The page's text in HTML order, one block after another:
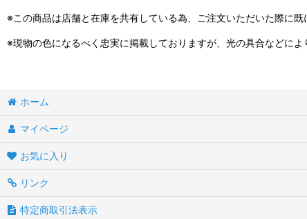
※この商品は店舗と在庫を共有している為、ご注文いただいた際に
※現物の色になるべく忠実に掲載しておりますが、光の具合などに
ホーム
マイページ
お気に入り
リンク
特定商取引法表示